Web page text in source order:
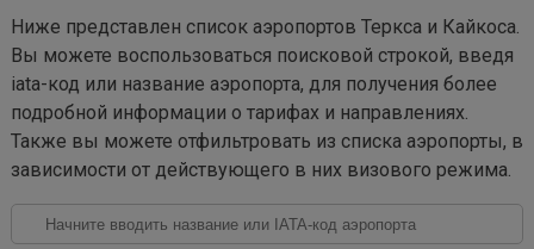
Ниже представлен список аэропортов Теркса и Кайкоса.
Вы можете воспользоваться поисковой строкой, введя
iata-код или название аэропорта, для получения более
подробной информации о тарифах и направлениях.
Также вы можете отфильтровать из списка аэропорты, в
зависимости от действующего в них визового режима.